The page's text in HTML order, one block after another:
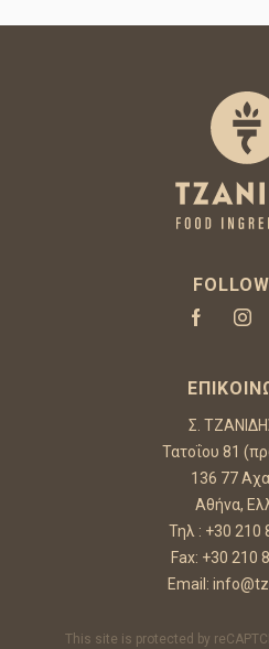
Σ.
Τατοΐου 81
136 77
Αθήνα,
Τηλ : +30 210
Fax: +30 210
Email:
This site is protected by